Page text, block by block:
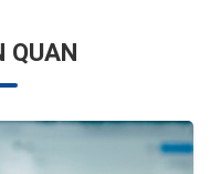
QUAN